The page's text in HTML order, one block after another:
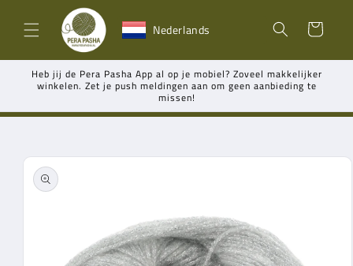
naar de
content Nederlands Winkelwagen
Heb jij de Pera Pasha App al op je mobiel? Zoveel makkelijker
winkelen. Zet je push meldingen aan om geen aanbieding te
missen!
direct naar